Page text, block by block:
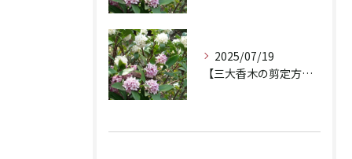
2025/07/19
【三大香木の剪定方法】香りを楽しむ庭木のお手入れ